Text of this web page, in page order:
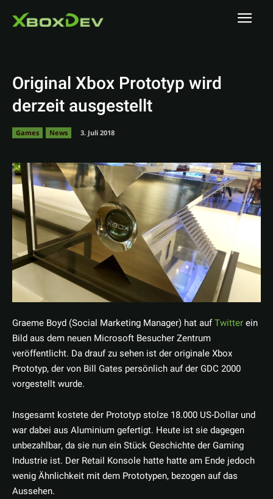
Original Xbox Prototyp wird
derzeit ausgestellt
Games News 3. Juli 2018
Graeme Boyd (Social Marketing Manager) hat aufTwitterein
Bild aus dem neuen Microsoft Besucher Zentrum
veröffentlicht. Da drauf zu sehen ist der originale Xbox
Prototyp, der von Bill Gates persönlich auf der GDC 2000
vorgestellt wurde.
Insgesamt kostete der Prototyp stolze 18.000 US-Dollar und
war dabei aus Aluminium gefertigt. Heute ist sie dagegen
unbezahlbar, da sie nun ein Stück Geschichte der Gaming
Industrie ist. Der Retail Konsole hatte hatte am Ende jedoch
wenig Ähnlichkeit mit dem Prototypen, bezogen auf das
Aussehen.